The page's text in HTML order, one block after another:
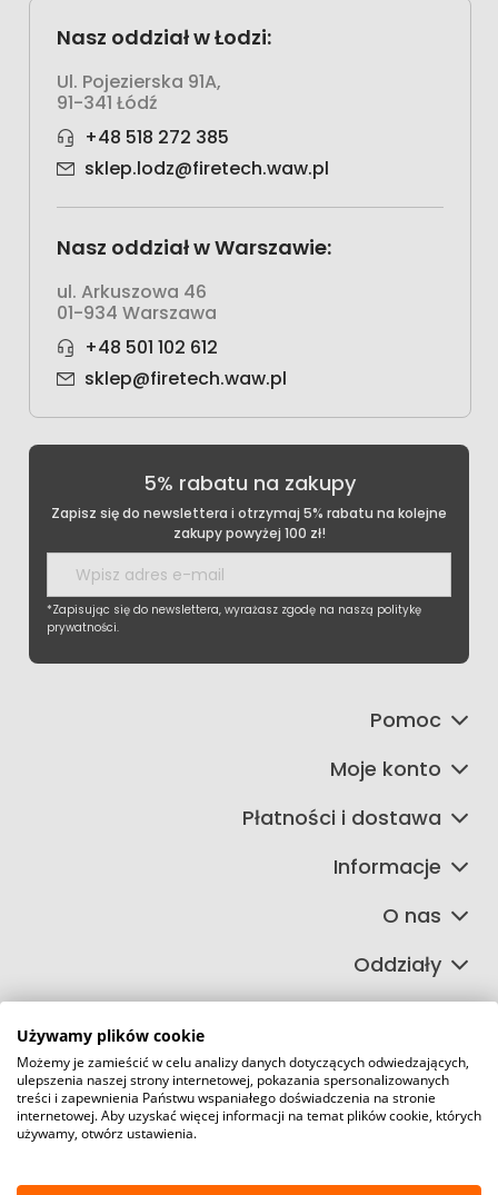
Nasz oddział w Łodzi:
Ul. Pojezierska 91A,
91-341 Łódź
+48 518 272 385
sklep.lodz@firetech.waw.pl
Nasz oddział w Warszawie:
ul. Arkuszowa 46
01-934 Warszawa
+48 501 102 612
sklep@firetech.waw.pl
5% rabatu na zakupy
Zapisz się do newslettera i otrzymaj 5% rabatu na kolejne
zakupy powyżej 100 zł!
*Zapisując się do newslettera, wyrażasz zgodę na naszą politykę
prywatności.
Pomoc
Moje konto
Płatności i dostawa
Informacje
O nas
Oddziały
©2026 Wszelkie Prawa Zastrzeżone | FIRETECH Stacjonarny i
internetowy sklep przeciwpożarowy
Szablon Master by
Używamy plików cookie
Możemy je zamieścić w celu analizy danych dotyczących odwiedzających,
ulepszenia naszej strony internetowej, pokazania spersonalizowanych
treści i zapewnienia Państwu wspaniałego doświadczenia na stronie
internetowej. Aby uzyskać więcej informacji na temat plików cookie, których
używamy, otwórz ustawienia.